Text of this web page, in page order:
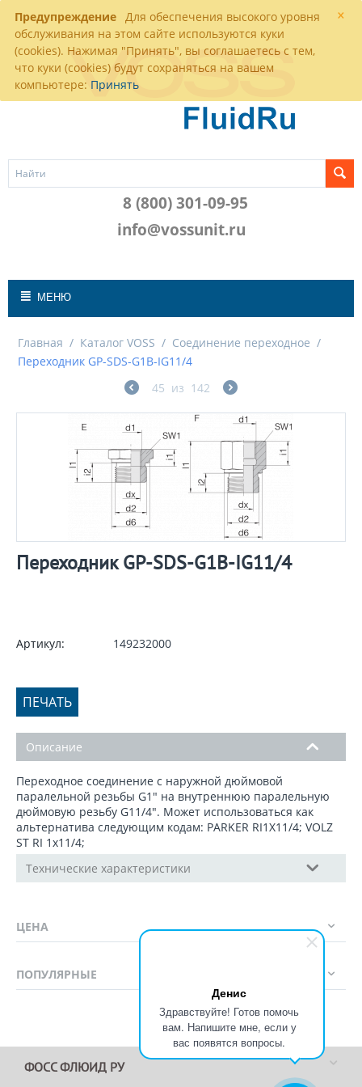
Денис
Здравствуйте! Готов помочь
вам. Напишите мне, если у
вас появятся вопросы.
×
Предупреждение Для обеспечения высокого уровня
обслуживания на этом сайте используются куки
(cookies). Нажимая "Принять", вы соглашаетесь с тем,
что куки (cookies) будут сохраняться на вашем
компьютере: Принять
8 (800) 301-09-95
info@vossunit.ru
МЕНЮ
Главная / Каталог VOSS / Соединение переходное /
Переходник GP-SDS-G1B-IG11/4
45 из 142
Переходник GP-SDS-G1B-IG11/4
Артикул: 149232000
ПЕЧАТЬ
Описание
Переходное соединение с наружной дюймовой
паралельной резьбы G1" на внутреннюю паралельную
дюймовую резьбу G11/4". Может использоваться как
альтернатива следующим кодам: PARKER RI1X11/4; VOLZ
ST RI 1x11/4;
Технические характеристики
ЦЕНА
ПОПУЛЯРНЫЕ
ФОСС ФЛЮИД РУ